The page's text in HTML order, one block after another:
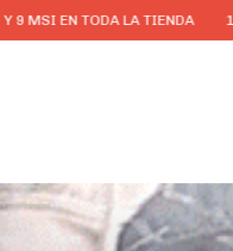
LA TIENDA 10%OFF EN